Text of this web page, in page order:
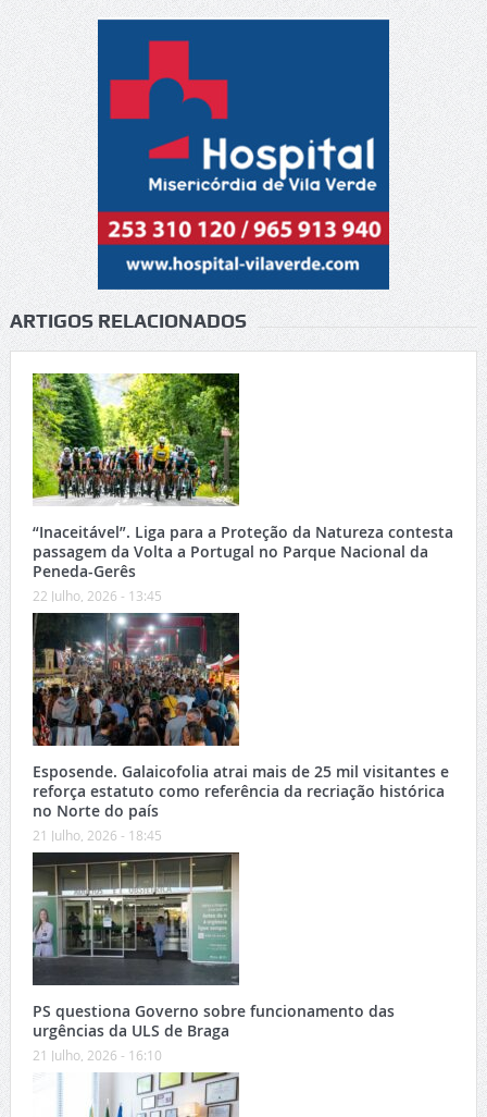
ARTIGOS RELACIONADOS
“Inaceitável”. Liga para a Proteção da Natureza contesta
passagem da Volta a Portugal no Parque Nacional da
Peneda-Gerês
22 Julho, 2026 - 13:45
Esposende. Galaicofolia atrai mais de 25 mil visitantes e
reforça estatuto como referência da recriação histórica
no Norte do país
21 Julho, 2026 - 18:45
PS questiona Governo sobre funcionamento das
urgências da ULS de Braga
21 Julho, 2026 - 16:10